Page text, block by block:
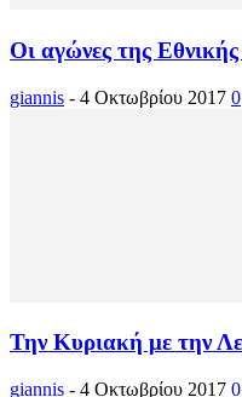
Οι αγώνες της
giannis - 4 Οκτωβρίου 2017 0
Την Κυριακή με την
giannis - 4 Οκτωβρίου 2017 0